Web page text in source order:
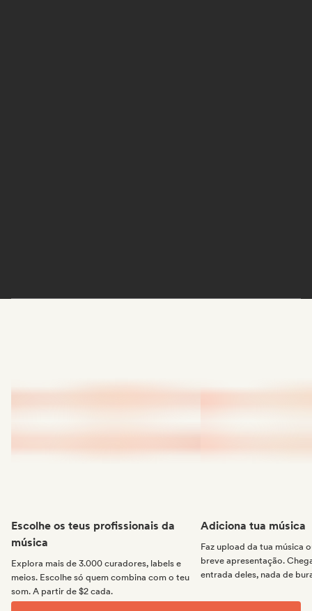
Escolhe os teus profissionais da
música
Explora mais de 3.000 curadores, labels e
meios. Escolhe só quem combina com o teu
som. A partir de $2 cada.
Adiciona tua música
Faz upload da tua música
breve apresentação.
entrada deles, nada de